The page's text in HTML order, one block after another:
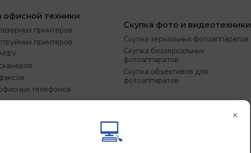
офисной техники
принтеров
принтеров
МФУ
телефонов
Скупка фото и видеотехники
Скупка зеркальных фотоаппаратов
Скупка беззеркальных
фотоаппаратов
Скупка объективов для
фотоаппаратов
×
💻